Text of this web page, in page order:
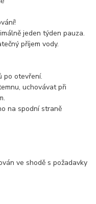
jeden týden pauza.
příjem vody.
po otevření.
uchovávat při
na spodní straně
ve shodě s požadavky